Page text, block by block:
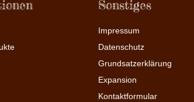
Sonstiges
Impressum
Datenschutz
Grundsatzerklärung
Expansion
Kontaktformular